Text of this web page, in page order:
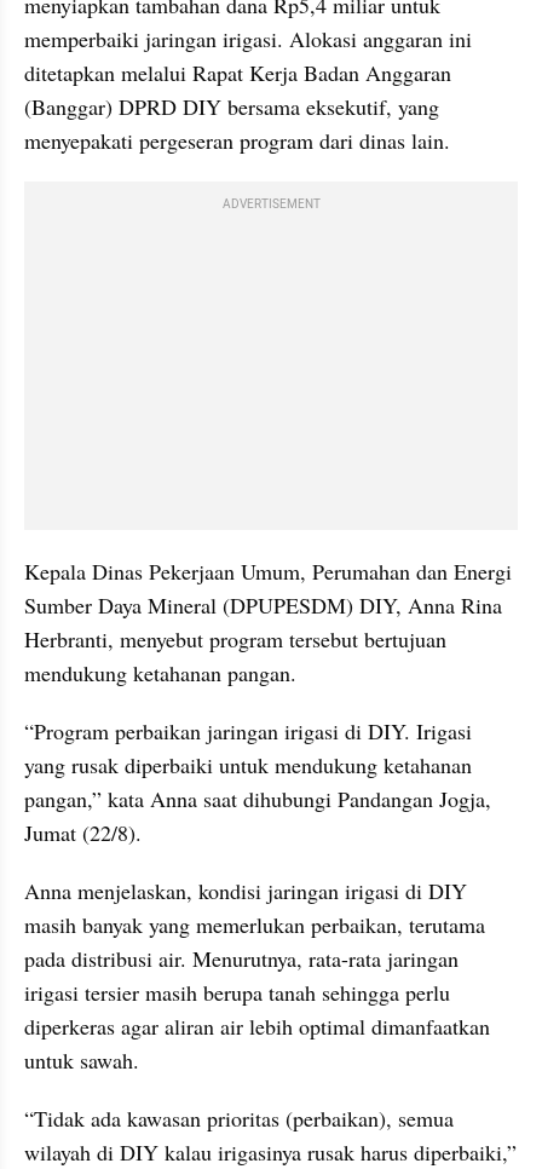
memperbaiki jaringan irigasi. Alokasi anggaran ini
ditetapkan melalui Rapat Kerja Badan Anggaran
(Banggar) DPRD DIY bersama eksekutif, yang
menyepakati pergeseran program dari dinas lain.
ADVERTISEMENT
Kepala Dinas Pekerjaan Umum, Perumahan dan Energi
Sumber Daya Mineral (DPUPESDM) DIY, Anna Rina
Herbranti, menyebut program tersebut bertujuan
mendukung ketahanan pangan.
“Program perbaikan jaringan irigasi di DIY. Irigasi
yang rusak diperbaiki untuk mendukung ketahanan
pangan,” kata Anna saat dihubungi Pandangan Jogja,
Jumat (22/8).
Anna menjelaskan, kondisi jaringan irigasi di DIY
masih banyak yang memerlukan perbaikan, terutama
pada distribusi air. Menurutnya, rata-rata jaringan
irigasi tersier masih berupa tanah sehingga perlu
diperkeras agar aliran air lebih optimal dimanfaatkan
untuk sawah.
“Tidak ada kawasan prioritas (perbaikan), semua
wilayah di DIY kalau irigasinya rusak harus diperbaiki,”